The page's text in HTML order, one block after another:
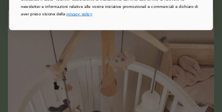
newsletter e informazioni relative alle vostre iniziative promozionali e commerciali e dichiaro di
aver preso visione dellaprivacy policy